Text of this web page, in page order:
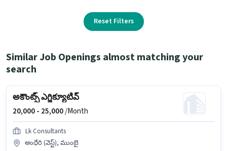
Reset Filters
Similar Job Openings almost matching your
search
అకౌంట్స్ ఎగ్జిక్యూటివ్
20,000 - 25,000/Month
Lk Consultants
అంధేరి (వెస్ట్), ముంబై